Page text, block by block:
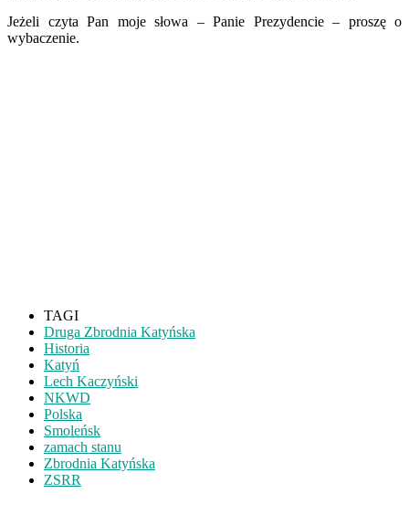
Jeżeli czyta Pan moje słowa – Panie Prezydencie – proszę o
wybaczenie.
TAGI
Druga Zbrodnia Katyńska
Historia
Katyń
Lech Kaczyński
NKWD
Polska
Smoleńsk
zamach stanu
Zbrodnia Katyńska
ZSRR